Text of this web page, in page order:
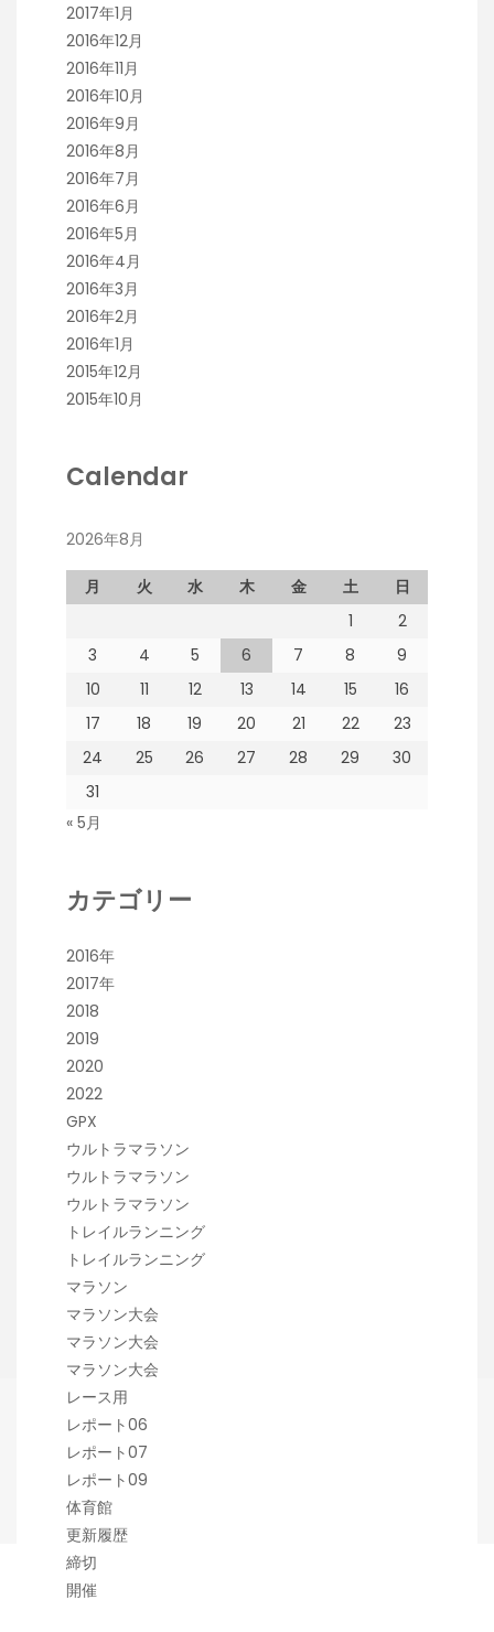
2017年1月
2016年12月
2016年11月
2016年10月
2016年9月
2016年8月
2016年7月
2016年6月
2016年5月
2016年4月
2016年3月
2016年2月
2016年1月
2015年12月
2015年10月
Calendar
2026年8月
月 火 水 木 金 土
日
1
2
3
4 5 6 7 8
9
10
11 12 13 14 15
16
17
18 19 20 21 22
23
24
25 26 27 28 29
30
31
« 5月
カテゴリー
2016年
2017年
2018
2019
2020
2022
GPX
ウルトラマラソン
ウルトラマラソン
ウルトラマラソン
トレイルランニング
トレイルランニング
マラソン
マラソン大会
マラソン大会
マラソン大会
レース用
レポート06
レポート07
レポート09
体育館
更新履歴
締切
開催